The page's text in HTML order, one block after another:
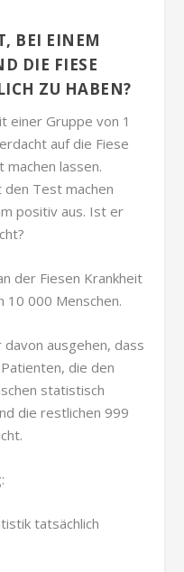
BEI EINEM
DIE FIESE
ZU HABEN?
einer Gruppe von 1
auf die Fiese
machen lassen.
den Test machen
positiv aus. Ist er
der Fiesen Krankheit
000 Menschen.
ausgehen, dass
die den
statistisch
die restlichen 999
tatsächlich